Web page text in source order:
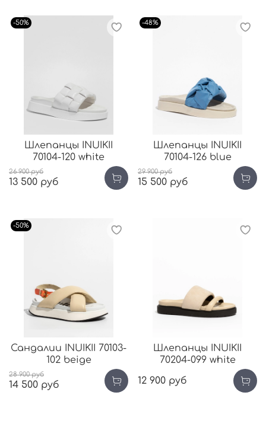
-50%
Шлепанцы INUIKII
70104-120 white
26 900 руб
13 500 руб
-48%
Шлепанцы INUIKII
70104-126 blue
29 900 руб
15 500 руб
-50%
Сандалии INUIKII 70103-
102 beige
28 900 руб
14 500 руб
Шлепанцы INUIKII
70204-099 white
12 900 руб